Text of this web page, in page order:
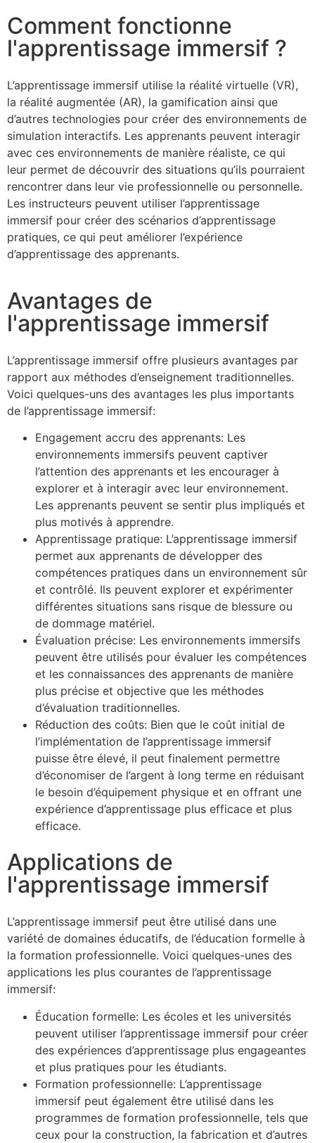
Comment fonctionne
l'apprentissage immersif ?
L’apprentissage immersif utilise la réalité virtuelle (VR),
la réalité augmentée (AR), la gamification ainsi que
d’autres technologies pour créer des environnements de
simulation interactifs. Les apprenants peuvent interagir
avec ces environnements de manière réaliste, ce qui
leur permet de découvrir des situations qu’ils pourraient
rencontrer dans leur vie professionnelle ou personnelle.
Les instructeurs peuvent utiliser l’apprentissage
immersif pour créer des scénarios d’apprentissage
pratiques, ce qui peut améliorer l’expérience
d’apprentissage des apprenants.
Avantages de
l'apprentissage immersif
L’apprentissage immersif offre plusieurs avantages par
rapport aux méthodes d’enseignement traditionnelles.
Voici quelques-uns des avantages les plus importants
de l’apprentissage immersif:
Engagement accru des apprenants: Les
environnements immersifs peuvent captiver
l’attention des apprenants et les encourager à
explorer et à interagir avec leur environnement.
Les apprenants peuvent se sentir plus impliqués et
plus motivés à apprendre.
Apprentissage pratique: L’apprentissage immersif
permet aux apprenants de développer des
compétences pratiques dans un environnement sûr
et contrôlé. Ils peuvent explorer et expérimenter
différentes situations sans risque de blessure ou
de dommage matériel.
Évaluation précise: Les environnements immersifs
peuvent être utilisés pour évaluer les compétences
et les connaissances des apprenants de manière
plus précise et objective que les méthodes
d’évaluation traditionnelles.
Réduction des coûts: Bien que le coût initial de
l’implémentation de l’apprentissage immersif
puisse être élevé, il peut finalement permettre
d’économiser de l’argent à long terme en réduisant
le besoin d’équipement physique et en offrant une
expérience d’apprentissage plus efficace et plus
efficace.
Applications de
l'apprentissage immersif
L’apprentissage immersif peut être utilisé dans une
variété de domaines éducatifs, de l’éducation formelle à
la formation professionnelle. Voici quelques-unes des
applications les plus courantes de l’apprentissage
immersif:
Éducation formelle: Les écoles et les universités
peuvent utiliser l’apprentissage immersif pour créer
des expériences d’apprentissage plus engageantes
et plus pratiques pour les étudiants.
Formation professionnelle: L’apprentissage
immersif peut également être utilisé dans les
programmes de formation professionnelle, tels que
ceux pour la construction, la fabrication et d’autres